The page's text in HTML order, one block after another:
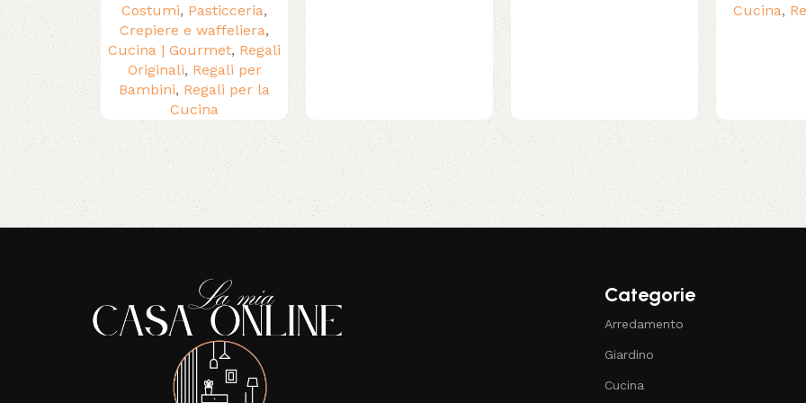
Costumi, Pasticceria,
Crepiere e waffeliera,
Cucina | Gourmet, Regali
Originali, Regali per
Bambini, Regali per la
Cucina
Cucina,
Read More
Categorie
Arredamento
Giardino
Cucina